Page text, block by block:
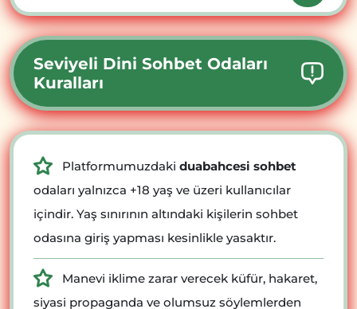
Seviyeli Dini Sohbet Odaları
Kuralları
Platformumuzdaki duabahcesi sohbet
odaları yalnızca +18 yaş ve üzeri kullanıcılar
içindir. Yaş sınırının altındaki kişilerin sohbet
odasına giriş yapması kesinlikle yasaktır.
Manevi iklime zarar verecek küfür, hakaret,
siyasi propaganda ve olumsuz söylemlerden